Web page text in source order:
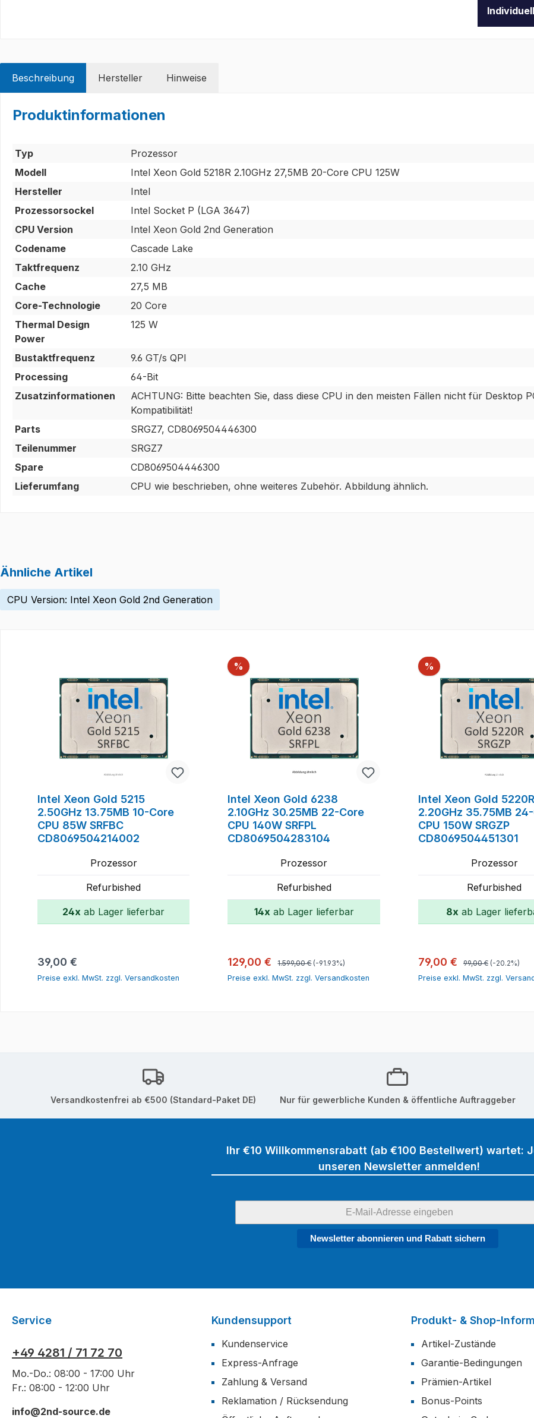
Beschreibung Hersteller Hinweise
Produktinformationen
Typ
Prozessor
Modell
Intel Xeon Gold 5218R 2.10GHz 27,5MB 20-Core CPU 125W
Hersteller
Intel
Prozessorsockel
Intel Socket P (LGA 3647)
CPU Version
Intel Xeon Gold 2nd Generation
Codename
Cascade Lake
Taktfrequenz
2.10 GHz
Cache
27,5 MB
Core-Technologie
20 Core
Thermal Design
Power
125 W
Bustaktfrequenz
9.6 GT/s QPI
Processing
64-Bit
Zusatzinformationen
ACHTUNG: Bitte beachten Sie, dass diese CPU in den meisten Fällen nicht für Desktop
Kompatibilität!
Parts
SRGZ7, CD8069504446300
Teilenummer
SRGZ7
Spare
CD8069504446300
Lieferumfang
CPU wie beschrieben, ohne weiteres Zubehör. Abbildung ähnlich.
Ähnliche Artikel
CPU Version: Intel Xeon Gold 2nd Generation
Intel Xeon Gold 5215
2.50GHz 13.75MB 10-Core
CPU 85W SRFBC
CD8069504214002
Prozessor
Refurbished
24x ab Lager lieferbar
Regulärer Preis:
39,00 €
Preise exkl. MwSt. zzgl. Versandkosten
% Rabatt
Intel Xeon Gold 6238
2.10GHz 30.25MB 22-Core
CPU 140W SRFPL
CD8069504283104
Prozessor
Refurbished
14x ab Lager lieferbar
Verkaufspreis:
129,00 € Regulärer Preis:
1.599,00 € (-91.93%)
Preise exkl. MwSt. zzgl. Versandkosten
In den Warenkorb
% Rabatt
Intel Xeon Gold 5220R
2.20GHz 35.75MB
CPU 150W SRGZP
CD8069504451301
Prozessor
Refurbished
8x ab Lager
Verkaufspreis:
79,00 € Regulärer Preis:
99,00 € (-20.2%)
Preise exkl. MwSt. zzgl.
Versandkostenfrei ab €500 (Standard-Paket DE) Nur für gewerbliche Kunden & öffentliche Auftraggeber
Ihr €10 Willkommensrabatt (ab €100 Bestellwert) wartet:
unseren Newsletter anmelden!
Newsletter abonnieren und Rabatt sichern
Service
+49 4281 / 71 72 70
Mo.-Do.: 08:00 - 17:00 Uhr
Fr.: 08:00 - 12:00 Uhr
info@2nd-source.de
Kundensupport
Kundenservice
Express-Anfrage
Zahlung & Versand
Reklamation / Rücksendung
Produkt- & Shop-
Artikel-Zustände
Garantie-Bedingungen
Prämien-Artikel
Bonus-Points